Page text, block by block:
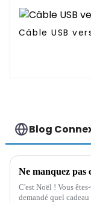
Câble USB
Blog
C'est Noël ! Vous
demandé quel